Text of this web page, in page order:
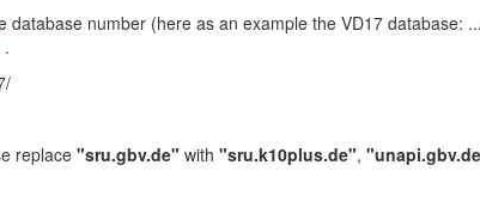
number (here as an example the VD17 database:
.
replace"sru.gbv.de" with "sru.k10plus.de",